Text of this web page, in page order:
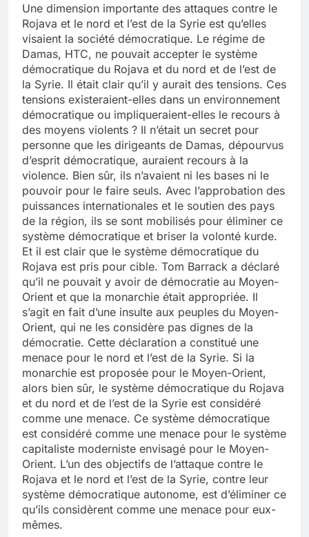
Une dimension importante des attaques contre le
Rojava et le nord et l’est de la Syrie est qu’elles
visaient la société démocratique. Le régime de
Damas, HTC, ne pouvait accepter le système
démocratique du Rojava et du nord et de l’est de
la Syrie. Il était clair qu’il y aurait des tensions. Ces
tensions existeraient-elles dans un environnement
démocratique ou impliqueraient-elles le recours à
des moyens violents ? Il n’était un secret pour
personne que les dirigeants de Damas, dépourvus
d’esprit démocratique, auraient recours à la
violence. Bien sûr, ils n’avaient ni les bases ni le
pouvoir pour le faire seuls. Avec l’approbation des
puissances internationales et le soutien des pays
de la région, ils se sont mobilisés pour éliminer ce
système démocratique et briser la volonté kurde.
Et il est clair que le système démocratique du
Rojava est pris pour cible. Tom Barrack a déclaré
qu’il ne pouvait y avoir de démocratie au Moyen-
Orient et que la monarchie était appropriée. Il
s’agit en fait d’une insulte aux peuples du Moyen-
Orient, qui ne les considère pas dignes de la
démocratie. Cette déclaration a constitué une
menace pour le nord et l’est de la Syrie. Si la
monarchie est proposée pour le Moyen-Orient,
alors bien sûr, le système démocratique du Rojava
et du nord et de l’est de la Syrie est considéré
comme une menace. Ce système démocratique
est considéré comme une menace pour le système
capitaliste moderniste envisagé pour le Moyen-
Orient. L’un des objectifs de l’attaque contre le
Rojava et le nord et l’est de la Syrie, contre leur
système démocratique autonome, est d’éliminer ce
qu’ils considèrent comme une menace pour eux-
mêmes.